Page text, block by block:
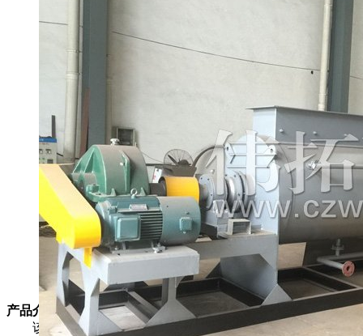
产品介绍
该产品可对膏状、颗粒状、粉状、浆状物料间接加热或冷